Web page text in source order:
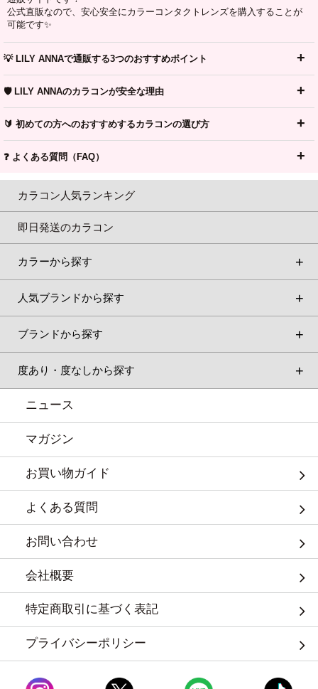
公式直販なので、安心安全にカラーコンタクトレンズを購入することが
可能です✨
💡 LILY ANNAで通販する3つのおすすめポイント
🛡️ LILY ANNAのカラコンが安全な理由
🔰 初めての方へのおすすめするカラコンの選び方
❓ よくある質問（FAQ）
カラコン人気ランキング
即日発送のカラコン
カラーから探す
人気ブランドから探す
ブランドから探す
度あり・度なしから探す
ニュース
マガジン
お買い物ガイド
よくある質問
お問い合わせ
会社概要
特定商取引に基づく表記
プライバシーポリシー